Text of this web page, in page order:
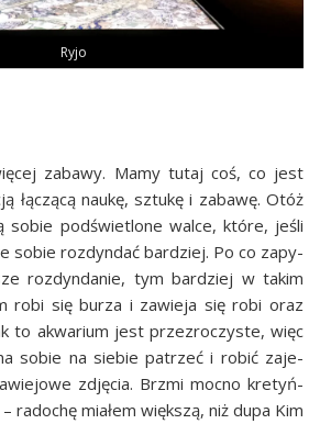
Ryjo
zaba­wy. Mamy tutaj coś, co jest
łączą­cą naukę, sztu­kę i zaba­wę. Otóż
sobie pod­świe­tlo­ne wal­ce, któ­re, jeśli
sobie roz­dyn­dać bar­dziej. Po co zapy­
roz­dyn­da­nie, tym bar­dziej w takim
robi się burza i zawie­ja się robi oraz
to akwa­rium jest prze­zro­czy­ste, więc
sobie na sie­bie patrzeć i robić zaje­
zdję­cia. Brzmi moc­no kre­tyń­
rado­chę mia­łem więk­szą, niż dupa Kim